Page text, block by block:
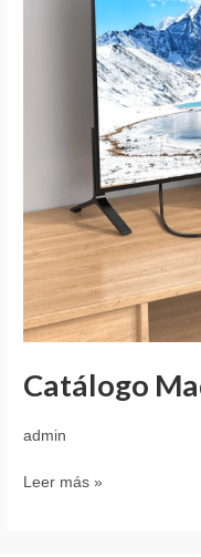
Catálogo
admin
Leer más »